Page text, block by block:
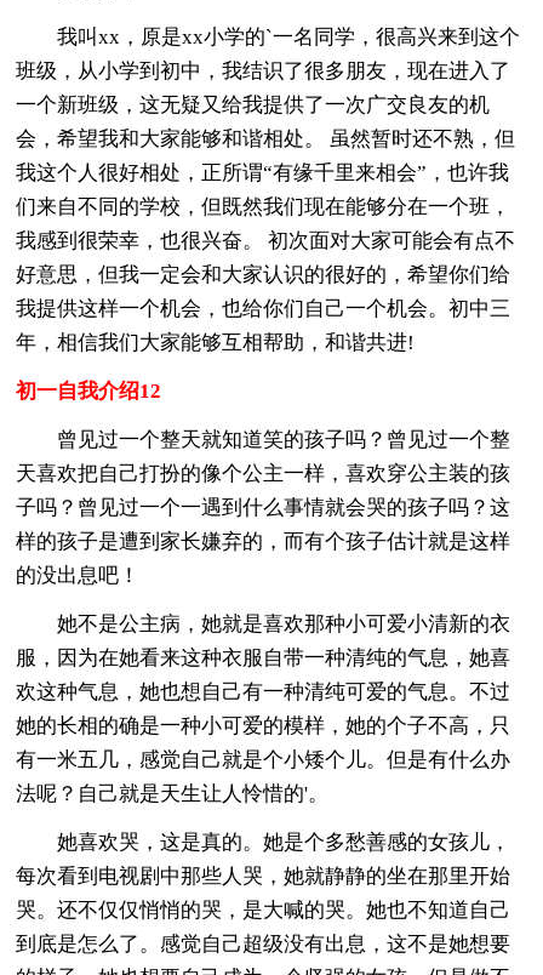
我叫xx，原是xx小学的`一名同学，很高兴来到这个
班级，从小学到初中，我结识了很多朋友，现在进入了
一个新班级，这无疑又给我提供了一次广交良友的机
会，希望我和大家能够和谐相处。 虽然暂时还不熟，但
我这个人很好相处，正所谓“有缘千里来相会”，也许我
们来自不同的学校，但既然我们现在能够分在一个班，
我感到很荣幸，也很兴奋。 初次面对大家可能会有点不
好意思，但我一定会和大家认识的很好的，希望你们给
我提供这样一个机会，也给你们自己一个机会。初中三
年，相信我们大家能够互相帮助，和谐共进!
初一自我介绍12
曾见过一个整天就知道笑的孩子吗？曾见过一个整
天喜欢把自己打扮的像个公主一样，喜欢穿公主装的孩
子吗？曾见过一个一遇到什么事情就会哭的孩子吗？这
样的孩子是遭到家长嫌弃的，而有个孩子估计就是这样
的没出息吧！
她不是公主病，她就是喜欢那种小可爱小清新的衣
服，因为在她看来这种衣服自带一种清纯的气息，她喜
欢这种气息，她也想自己有一种清纯可爱的气息。不过
她的长相的确是一种小可爱的模样，她的个子不高，只
有一米五几，感觉自己就是个小矮个儿。但是有什么办
法呢？自己就是天生让人怜惜的'。
她喜欢哭，这是真的。她是个多愁善感的女孩儿，
每次看到电视剧中那些人哭，她就静静的坐在那里开始
哭。还不仅仅悄悄的哭，是大喊的哭。她也不知道自己
到底是怎么了。感觉自己超级没有出息，这不是她想要